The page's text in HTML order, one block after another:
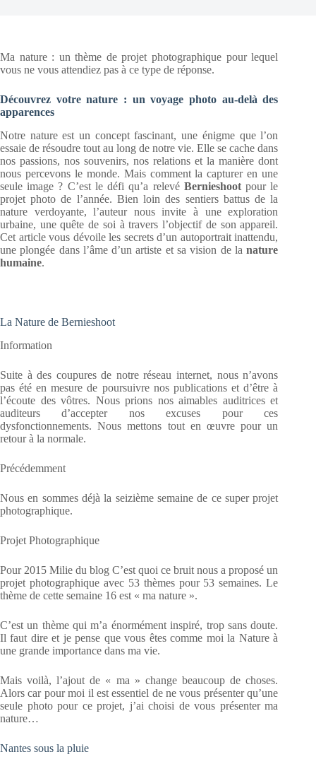
Ma nature : un thème de projet photographique pour lequel
vous ne vous attendiez pas à ce type de réponse.
Découvrez votre nature : un voyage photo au-delà des
apparences
Notre nature est un concept fascinant, une énigme que l’on
essaie de résoudre tout au long de notre vie. Elle se cache dans
nos passions, nos souvenirs, nos relations et la manière dont
nous percevons le monde. Mais comment la capturer en une
seule image ? C’est le défi qu’a relevé Bernieshootpour le
projet photo de l’année. Bien loin des sentiers battus de la
nature verdoyante, l’auteur nous invite à une exploration
urbaine, une quête de soi à travers l’objectif de son appareil.
Cet article vous dévoile les secrets d’un autoportrait inattendu,
une plongée dans l’âme d’un artiste et sa vision de lanature
humaine.
La Nature de Bernieshoot
Information
Suite à des coupures de notre réseau internet, nous n’avons
pas été en mesure de poursuivre nos publications et d’être à
l’écoute des vôtres. Nous prions nos aimables auditrices et
auditeurs d’accepter nos excuses pour ces
dysfonctionnements. Nous mettons tout en œuvre pour un
retour à la normale.
Précédemment
Nous en sommes déjà la seizième semaine de ce super projet
photographique.
Projet Photographique
Pour 2015 Milie du blog C’est quoi ce bruit nous a proposé un
projet photographique avec 53 thèmes pour 53 semaines. Le
thème de cette semaine 16 est « ma nature ».
C’est un thème qui m’a énormément inspiré, trop sans doute.
Il faut dire et je pense que vous êtes comme moi la Nature à
une grande importance dans ma vie.
Mais voilà, l’ajout de « ma » change beaucoup de choses.
Alors car pour moi il est essentiel de ne vous présenter qu’une
seule photo pour ce projet, j’ai choisi de vous présenter ma
nature…
Nantes sous la pluie